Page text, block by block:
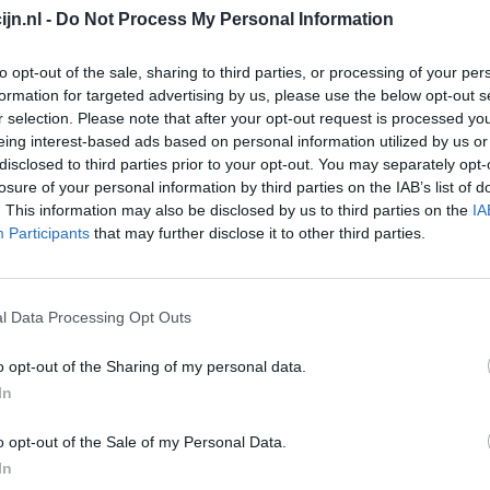
- Do Not Process My Personal Information
opt-out of the sale, sharing to third parties, or processing of your
for targeted advertising by us, please use the below opt-out
selection. Please note that after your opt-out request is processed
interest-based ads based on personal information utilized by us
to third parties prior to your opt-out. You may separately
of your personal information by third parties on the IAB’s list of
This information may also be disclosed by us to third parties on the
Participants that may further disclose it to other third parties.
Data Processing Opt Outs
opt-out of the Sharing of my personal data.
opt-out of the Sale of my Personal Data.
Depressie - antidepressiva overig
Pijn - morfine-achtigen
Schildklier - hypothyroidie (traagwerkend)
Maagzuur - protonpompremmers
Bloeddruk - betablokkers
Epilepsie
Depressie - antidepressiva overig
Depressie - antidepressiva TCA
Depressie - antidepressiva overig
Anticonceptie - eenfase
Psychose / schizofrenie - antipsychotica
Depressie - antidepressiva SSRI